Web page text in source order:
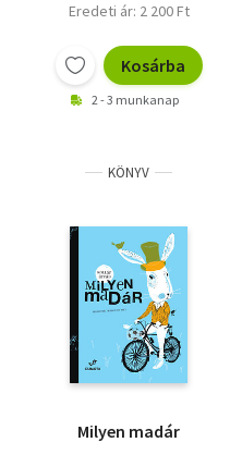
Eredeti ár: 2 200 Ft
Kosárba
2 - 3 munkanap
KÖNYV
Milyen madár